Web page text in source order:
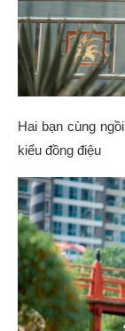
Hai bạn cùng
kiểu đồng điệu